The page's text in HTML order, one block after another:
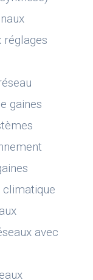
réglages
gaines
climatique
avec